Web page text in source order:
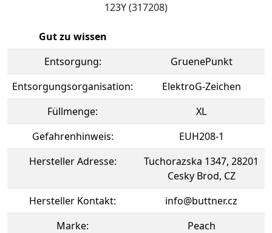
123Y (317208)
Gut zu wissen
Entsorgung:
GruenePunkt
Entsorgungsorganisation:
ElektroG-Zeichen
Füllmenge:
XL
Gefahrenhinweis:
EUH208-1
Hersteller Adresse:
Tuchorazska 1347, 28201
Cesky Brod, CZ
Hersteller Kontakt:
info@buttner.cz
Marke:
Peach